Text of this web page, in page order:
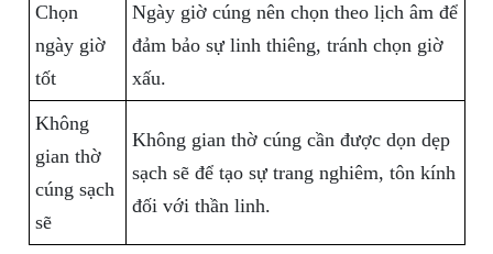
Chọn
ngày giờ
tốt
Ngày giờ cúng nên chọn theo lịch âm để
đảm bảo sự linh thiêng, tránh chọn giờ
xấu.
Không
gian thờ
cúng sạch
sẽ
Không gian thờ cúng cần được dọn dẹp
sạch sẽ để tạo sự trang nghiêm, tôn kính
đối với thần linh.